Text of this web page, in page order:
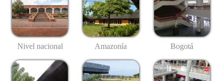
Nivel nacional Amazonía Bogotá